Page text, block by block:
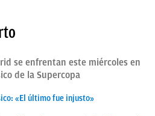
se enfrentan este miércoles en
de la Supercopa
«El último fue injusto»